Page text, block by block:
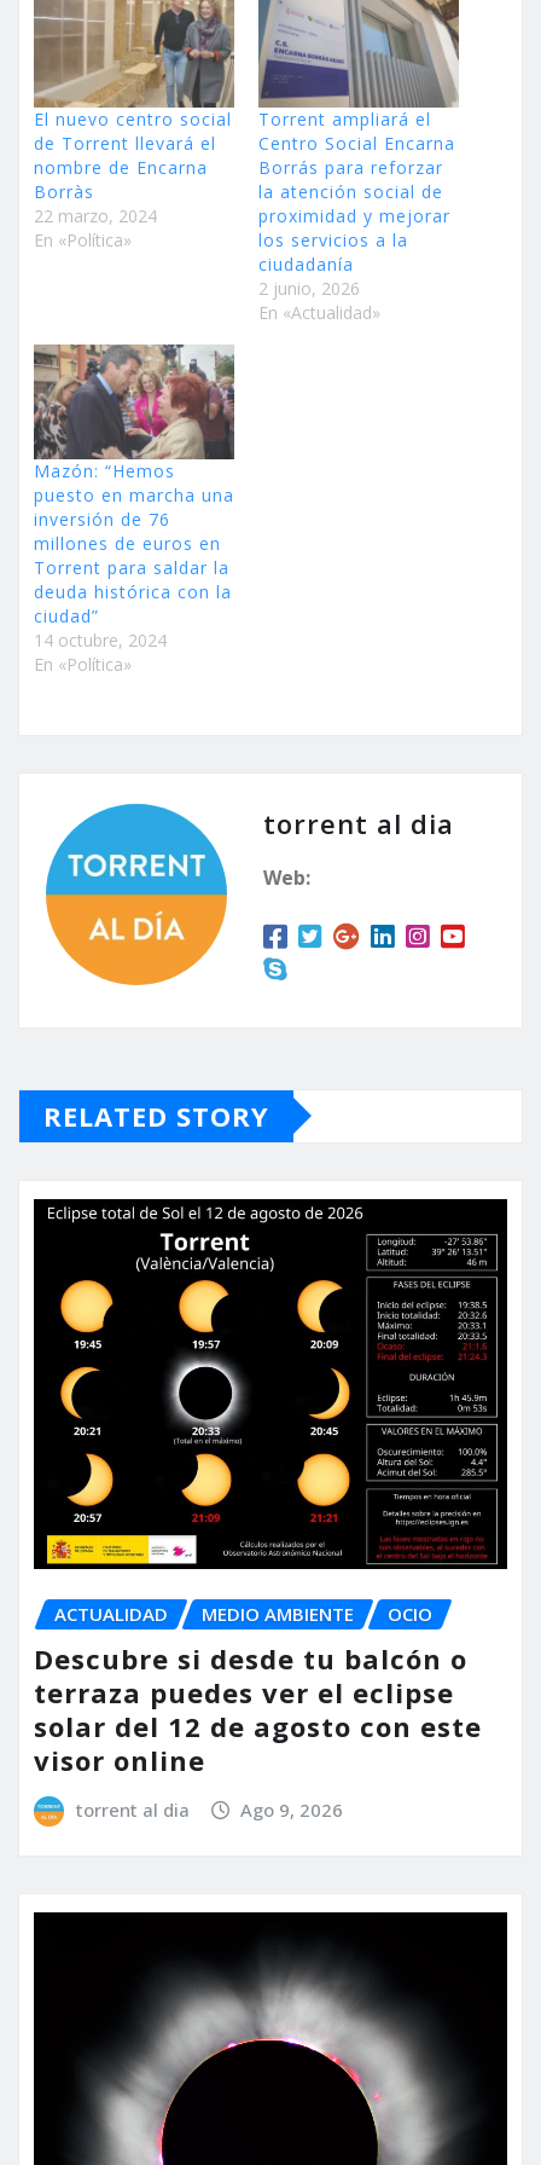
El nuevo centro social
de Torrent llevará el
nombre de Encarna
Borràs
22 marzo, 2024
En «Política»
Torrent ampliará el
Centro Social Encarna
Borrás para reforzar
la atención social de
proximidad y mejorar
los servicios a la
ciudadanía
2 junio, 2026
En «Actualidad»
Mazón: “Hemos
puesto en marcha una
inversión de 76
millones de euros en
Torrent para saldar la
deuda histórica con la
ciudad”
14 octubre, 2024
En «Política»
torrent al dia
Web:
RELATED STORY
ACTUALIDAD MEDIO AMBIENTE OCIO
Descubre si desde tu balcón o
terraza puedes ver el eclipse
solar del 12 de agosto con este
visor online
torrent al dia Ago 9, 2026